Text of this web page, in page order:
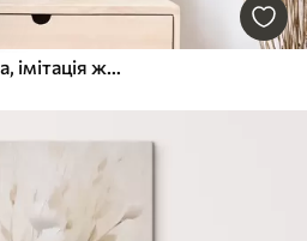
Рослинність та суха трава, імітація живопису